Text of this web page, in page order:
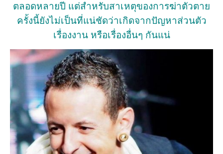
ตลอดหลายปี แต่สำหรับสาเหตุของการฆ่าตัวตาย
ครั้งนี้ยังไม่เป็นที่แน่ชัดว่าเกิดจากปัญหาส่วนตัว
เรื่องงาน หรือเรื่องอื่นๆ กันแน่